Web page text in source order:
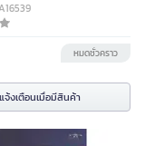
หมดชั่วคราว
แจ้งเตือนเมื่อมีสินค้า